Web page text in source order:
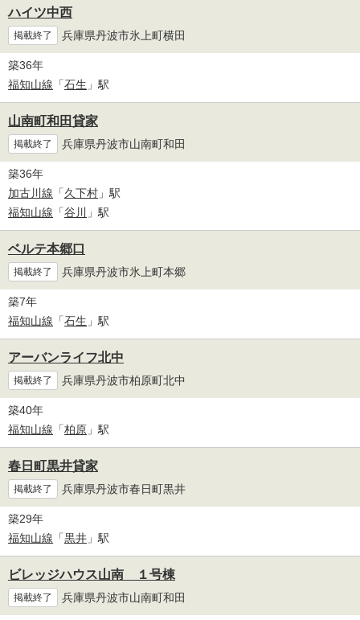
ハイツ中西
掲載終了 兵庫県丹波市氷上町横田
築36年
福知山線 「石生 」駅
山南町和田貸家
掲載終了 兵庫県丹波市山南町和田
築36年
加古川線 「久下村 」駅
福知山線 「谷川 」駅
ベルテ本郷口
掲載終了 兵庫県丹波市氷上町本郷
築7年
福知山線 「石生 」駅
アーバンライフ北中
掲載終了 兵庫県丹波市柏原町北中
築40年
福知山線 「柏原 」駅
春日町黒井貸家
掲載終了 兵庫県丹波市春日町黒井
築29年
福知山線 「黒井 」駅
ビレッジハウス山南 １号棟
掲載終了 兵庫県丹波市山南町和田